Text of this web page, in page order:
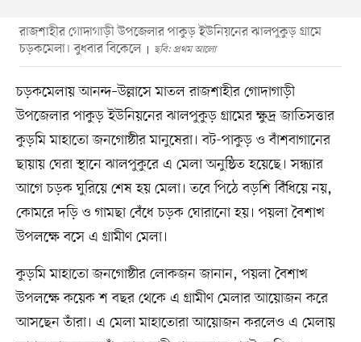
রাজশাহীর গোদাগাড়ী উপজেলার পাকুড় ইউনিয়নের ঝালপুকুড় গ্রামে
চড়কমেলা। বুধবার বিকেলে
ছবি: প্রথম আলো
চড়কমেলায় আনন্দ–উল্লাসে মাতল রাজশাহীর গোদাগাড়ী
উপজেলার পাকুড় ইউনিয়নের ঝালপুকুড় গ্রামের ক্ষুদ্র জাতিসত্তার
কুড়মি মাহাতো জনগোষ্ঠীর মানুষেরা। বট-পাকুড় ও বাঁশবাগানের
ছায়ায় ঘেরা স্থানে ঝালপুকুরে এ মেলা অনুষ্ঠিত হয়েছে। সন্ধ্যার
আগে চড়ক ঘুরিয়ে শেষ হয় মেলা। তবে পিঠে বড়শি বিঁধিয়ে নয়,
কোমরে দড়ি ও গামছা বেঁধে চড়ক ঘোরানো হয়। পয়লা বৈশাখ
উপলক্ষে বসে এ গ্রামীণ মেলা।
কুড়মি মাহাতো জনগোষ্ঠীর লোকজন জানান, পয়লা বৈশাখ
উপলক্ষে কয়েক শ বছর থেকে এ গ্রামীণ মেলার আয়োজন করে
আসছেন তাঁরা। এ মেলা মাহাতোরা আয়োজন করলেও এ মেলায়